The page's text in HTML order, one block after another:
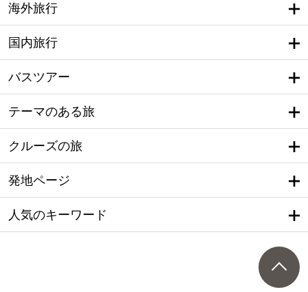
海外旅行
国内旅行
バスツアー
テーマのある旅
クルーズの旅
発地ページ
人気のキーワード